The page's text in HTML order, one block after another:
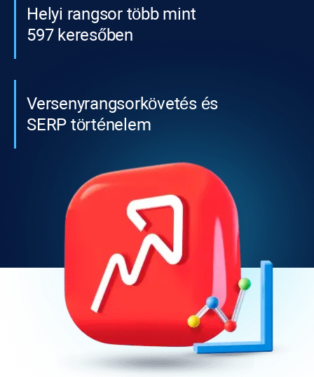
Helyi rangsor több mint
597 keresőben
Versenyrangsorkövetés és
SERP történelem